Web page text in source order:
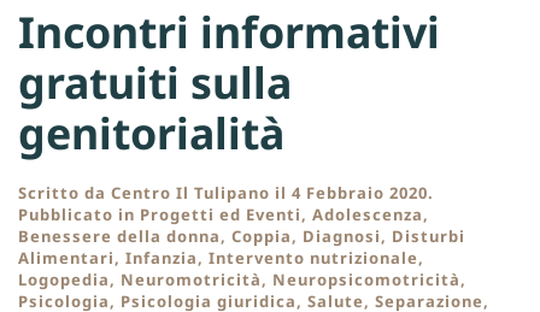
Incontri informativi
gratuiti sulla
genitorialità
Scritto da Centro Il Tulipano il 4 Febbraio 2020.
Pubblicato in Progetti ed Eventi, Adolescenza,
Benessere della donna, Coppia, Diagnosi, Disturbi
Alimentari, Infanzia, Intervento nutrizionale,
Logopedia, Neuromotricità, Neuropsicomotricità,
Psicologia, Psicologia giuridica, Salute, Separazione,